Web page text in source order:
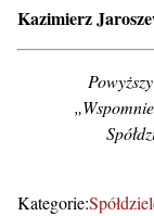
Kazimierz
Kategorie: